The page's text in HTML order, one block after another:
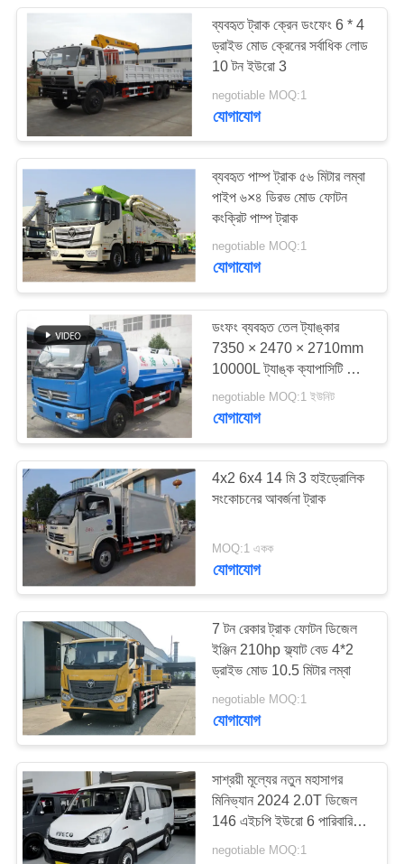
গোপনীয়তা
নীতি
ব্যবহৃত ডাম্প ট্রাক
ব্যবহৃত কোচ বাস
391
ব্যবহৃত ট্যুর বাস
ব্যবহৃত কার্গো ট্রাক
ব্যবহৃত ট্রাক ক্রেন ডংফেং 6 * 4
ড্রাইভ মোড ক্রেনের সর্বাধিক লোড
10 টন ইউরো 3
negotiable MOQ:1
যোগাযোগ
ব্যবহৃত পাম্প ট্রাক ৫৬ মিটার লম্বা
পাইপ ৬×৪ ডিরভ মোড ফোটন
কংক্রিট পাম্প ট্রাক
negotiable MOQ:1
যোগাযোগ
ডংফং ব্যবহৃত তেল ট্যাঙ্কার
7350 × 2470 × 2710mm
10000L ট্যাঙ্ক ক্যাপাসিটি লাল
ডিজেল মোটর
negotiable MOQ:1 ইউনিট
যোগাযোগ
4x2 6x4 14 মি 3 হাইড্রোলিক
সংকোচনের আবর্জনা ট্রাক
MOQ:1 একক
যোগাযোগ
7 টন রেকার ট্রাক ফোটন ডিজেল
ইঞ্জিন 210hp ফ্ল্যাট বেড 4*2
ড্রাইভ মোড 10.5 মিটার লম্বা
negotiable MOQ:1
যোগাযোগ
সাশ্রয়ী মূল্যের নতুন মহাসাগর
মিনিভ্যান 2024 2.0T ডিজেল
146 এইচপি ইউরো 6 পারিবারিক
মিনিভ্যান রপ্তানির জন্য
negotiable MOQ:1